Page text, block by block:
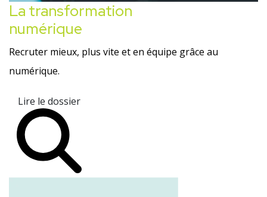
La transformation
numérique
Recruter mieux, plus vite et en équipe grâce au
numérique.
Lire le dossier